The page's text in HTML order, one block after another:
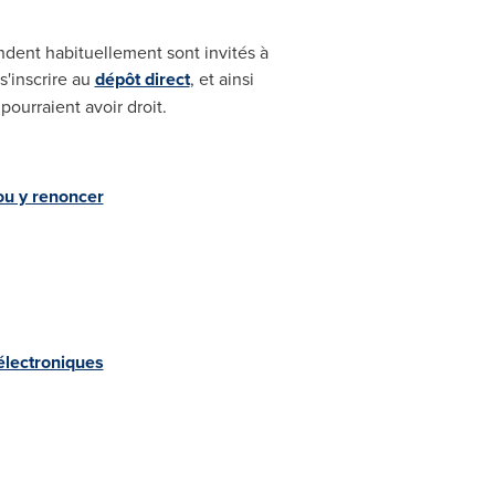
habituellement sont invités à
au dépôt direct, et ainsi
avoir droit.
y renoncer